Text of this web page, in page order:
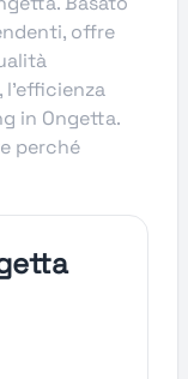
offre
in Ongetta.
perché